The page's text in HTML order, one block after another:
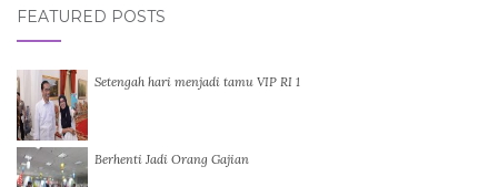
FEATURED POSTS
Setengah hari menjadi tamu VIP RI 1
Berhenti Jadi Orang Gajian